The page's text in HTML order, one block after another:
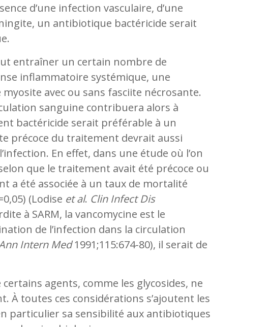
d’une infection vasculaire, d’une
un antibiotique bactéricide serait
entraîner un certain nombre de
inflammatoire systémique, une
avec ou sans fasciite nécrosante.
sanguine contribuera alors à
bactéricide serait préférable à un
précoce du traitement devrait aussi
En effet, dans une étude où l’on
que le traitement avait été précoce ou
a été associée à un taux de mortalité
(Lodise et al. Clin Infect Dis
à SARM, la vancomycine est le
de l’infection dans la circulation
Intern Med1991;115:674-80), il serait de
agents, comme les glycosides, ne
À toutes ces considérations s’ajoutent les
particulier sa sensibilité aux antibiotiques